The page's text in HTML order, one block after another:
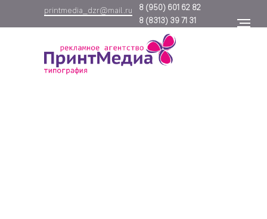
8 (950) 601 62 82
printmedia_dzr@mail.ru
8 (8313) 39 71 31